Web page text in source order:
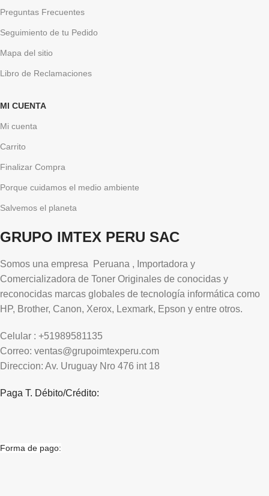
Preguntas Frecuentes
Seguimiento de tu Pedido
Mapa del sitio
Libro de Reclamaciones
MI CUENTA
Mi cuenta
Carrito
Finalizar Compra
Porque cuidamos el medio ambiente
Salvemos el planeta
GRUPO IMTEX PERU SAC
Somos una empresa Peruana , Importadora y
Comercializadora de Toner Originales de conocidas y
reconocidas marcas globales de tecnología informática como
HP, Brother, Canon, Xerox, Lexmark, Epson y entre otros.
Celular : +51989581135
Correo: ventas@grupoimtexperu.com
Direccion: Av. Uruguay Nro 476 int 18
Paga T. Débito/Crédito:
Forma de pago: